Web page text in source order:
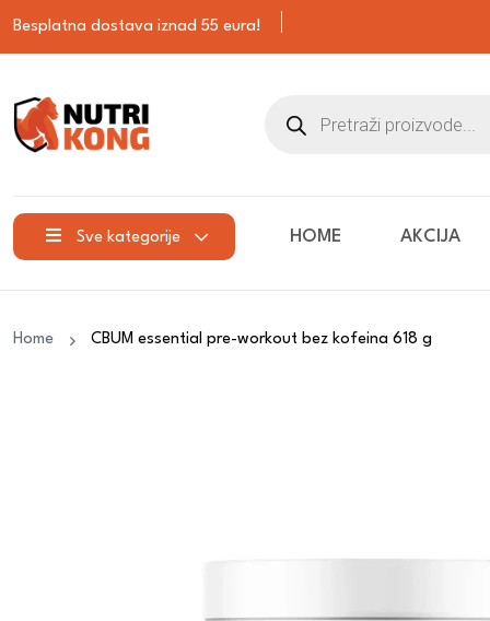
Besplatna dostava iznad 55 eura!
Sve kategorije HOME AKCIJA
Home CBUM essential pre-workout bez kofeina 618 g